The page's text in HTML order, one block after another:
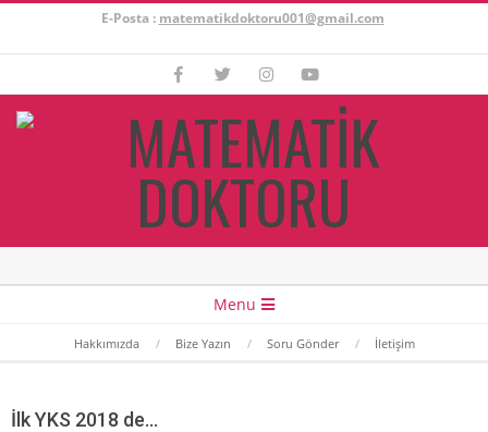
E-Posta : matematikdoktoru001@gmail.com
Menu
Hakkımızda Bize Yazın Soru Gönder İletişim
İlk YKS 2018 de…